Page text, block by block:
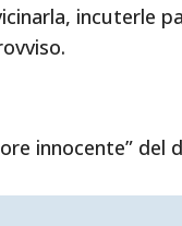
incuterle
innocente” del